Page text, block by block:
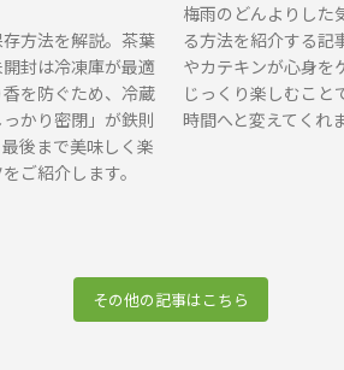
方法を解説。茶葉
封は冷凍庫が最適
を防ぐため、冷蔵
かり密閉」が鉄則
後まで美味しく楽
ご紹介します。
梅雨のどんよりした
る方法を紹介する記
やカテキンが心身を
じっくり楽しむこと
時間へと変えてくれま
その他の記事はこちら